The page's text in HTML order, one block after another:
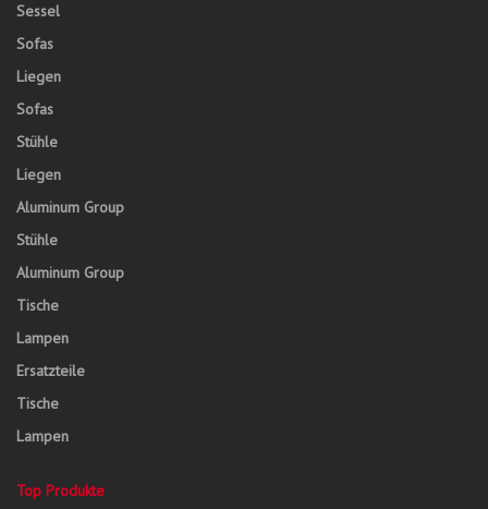
Sessel
Sofas
Liegen
Sofas
Stühle
Liegen
Aluminum Group
Stühle
Aluminum Group
Tische
Lampen
Ersatzteile
Tische
Lampen
Top Produkte